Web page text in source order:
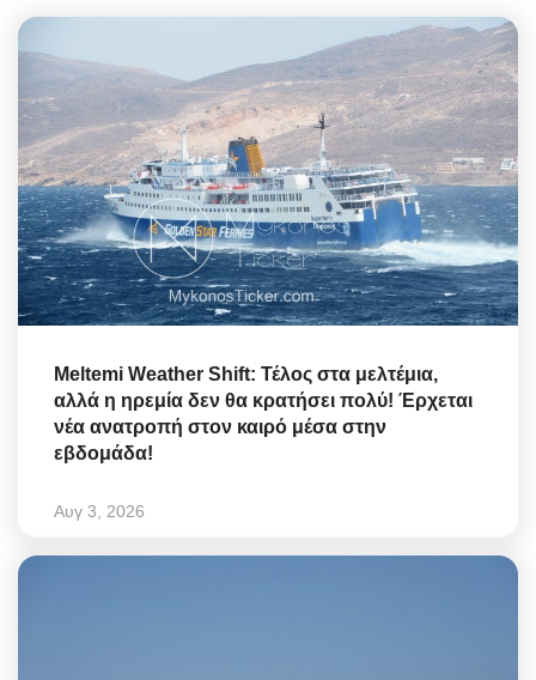
Meltemi Weather Shift: Τέλος στα μελτέμια,
αλλά η ηρεμία δεν θα κρατήσει πολύ! Έρχεται
νέα ανατροπή στον καιρό μέσα στην
εβδομάδα!
Αυγ 3, 2026